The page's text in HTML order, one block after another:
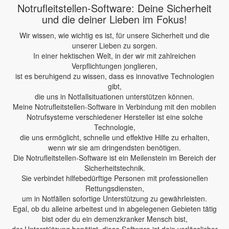
Notrufleitstellen-Software: Deine Sicherheit
und die deiner Lieben im Fokus!
Wir wissen, wie wichtig es ist, für unsere Sicherheit und die
unserer Lieben zu sorgen.
In einer hektischen Welt, in der wir mit zahlreichen
Verpflichtungen jonglieren,
ist es beruhigend zu wissen, dass es innovative Technologien
gibt,
die uns in Notfallsituationen unterstützen können.
Meine Notrufleitstellen-Software in Verbindung mit den mobilen
Notrufsysteme verschiedener Hersteller ist eine solche
Technologie,
die uns ermöglicht, schnelle und effektive Hilfe zu erhalten,
wenn wir sie am dringendsten benötigen.
Die Notrufleitstellen-Software ist ein Meilenstein im Bereich der
Sicherheitstechnik.
Sie verbindet hilfebedürftige Personen mit professionellen
Rettungsdiensten,
um in Notfällen sofortige Unterstützung zu gewährleisten.
Egal, ob du alleine arbeitest und in abgelegenen Gebieten tätig
bist oder du ein demenzkranker Mensch bist,